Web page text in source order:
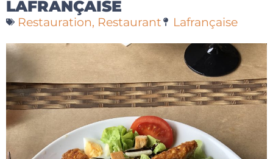
LAFRANÇAISE
Restauration, Restaurant Lafrançaise